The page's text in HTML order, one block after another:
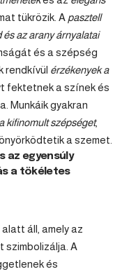
tükrözik. A pasztell
és az arany árnyalatai
és a szépség
rendkívül érzékenyek a
fektetnek a színek és
Munkáik gyakran
kifinomult szépséget,
a szemet.
az egyensúly
a tökéletes
áll, amely az
szimbolizálja. A
és